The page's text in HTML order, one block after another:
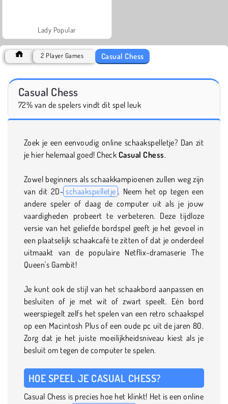
Lady Popular
2 Player Games Casual Chess
Casual Chess
72% van de spelers vindt dit spel leuk
Zoek je een eenvoudig online schaakspelletje? Dan zit
je hier helemaal goed! Check Casual Chess.
Zowel beginners als schaakkampioenen zullen weg zijn
van dit 2D- schaakspelletje . Neem het op tegen een
andere speler of daag de computer uit als je jouw
vaardigheden probeert te verbeteren. Deze tijdloze
versie van het geliefde bordspel geeft je het gevoel in
een plaatselijk schaakcafé te zitten of dat je onderdeel
uitmaakt van de populaire Netflix-dramaserie The
Queen's Gambit!
Je kunt ook de stijl van het schaakbord aanpassen en
besluiten of je met wit of zwart speelt. Eén bord
weerspiegelt zelfs het spelen van een retro schaakspel
op een Macintosh Plus of een oude pc uit de jaren 80.
Zorg dat je het juiste moeilijkheidsniveau kiest als je
besluit om tegen de computer te spelen.
HOE SPEEL JE CASUAL CHESS?
Casual Chess is precies hoe het klinkt! Het is een online